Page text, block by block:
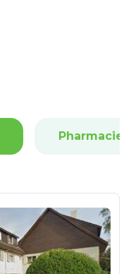
Pharmacies